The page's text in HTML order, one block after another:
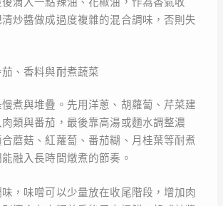
炒醬做成過度複雜的混合調味，否則失
、香料與耐煮蔬菜
煮與堆疊。先用洋蔥、胡蘿蔔、芹菜建
類與番茄，最後靠高湯或麵水調整濃
蘑菇、紅蘿蔔、番茄糊、月桂葉等耐煮
融入長時間燉煮的節奏。
，味噌可以少量放在收尾階段，增加肉